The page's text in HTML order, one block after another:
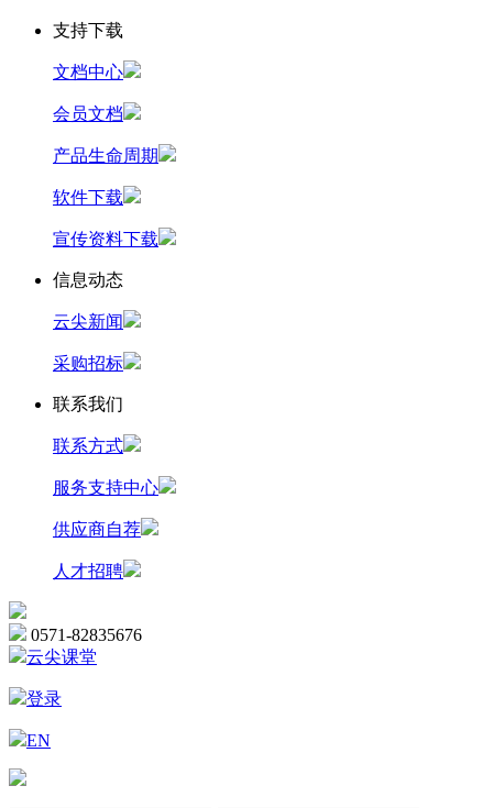
支持下载
文档中心
会员文档
产品生命周期
软件下载
宣传资料下载
信息动态
云尖新闻
采购招标
联系我们
联系方式
服务支持中心
供应商自荐
人才招聘
0571-82835676
云尖课堂
登录
EN